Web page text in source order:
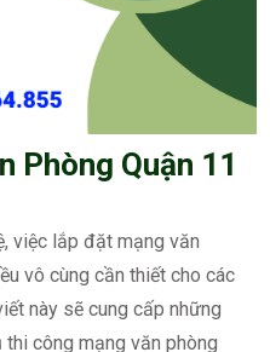
Phòng Quận 11
việc lắp đặt mạng văn
vô cùng cần thiết cho các
này sẽ cung cấp những
công mạng văn phòng